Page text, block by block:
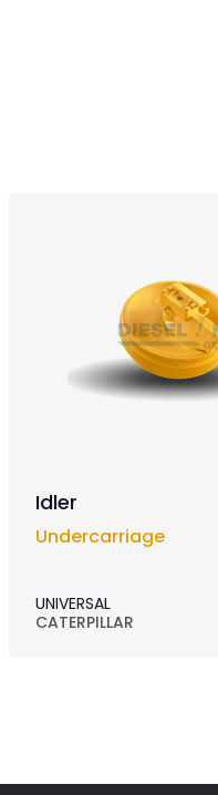
Idler
Undercarriage
UNIVERSAL
CATERPILLAR